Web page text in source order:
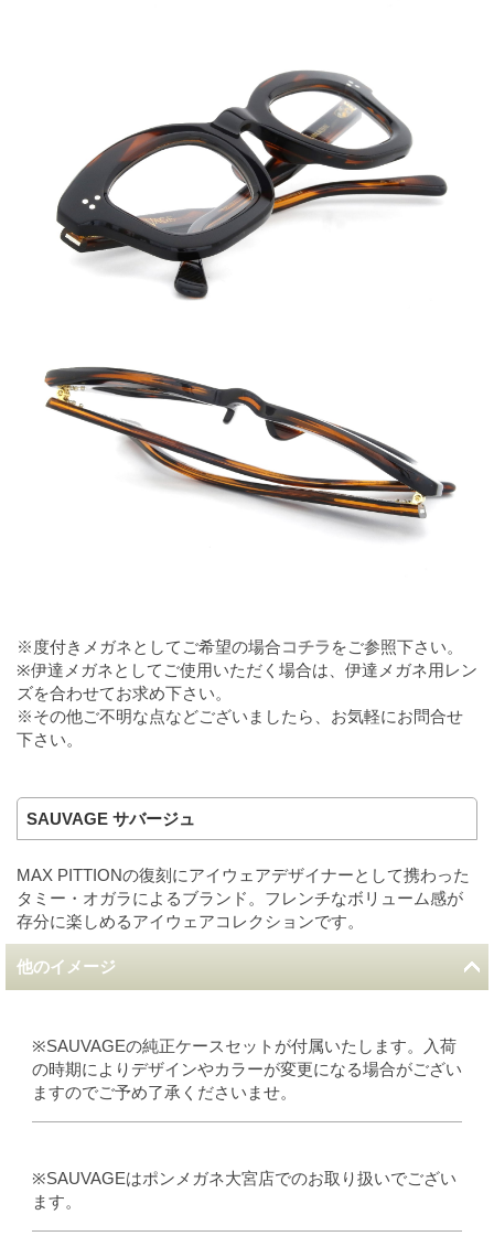
※度付きメガネとしてご希望の場合コチラ をご参照下さい。
※伊達メガネとしてご使用いただく場合は、伊達メガネ用レン
ズを合わせてお求め下さい。
※その他ご不明な点などございましたら、お気軽にお問合せ
下さい。
SAUVAGE サバージュ
MAX PITTIONの復刻にアイウェアデザイナーとして携わった
タミー・オガラによるブランド。フレンチなボリューム感が
存分に楽しめるアイウェアコレクションです。
他のイメージ
※SAUVAGEの純正ケースセットが付属いたします。入荷
の時期によりデザインやカラーが変更になる場合がござい
ますのでご予め了承くださいませ。
※SAUVAGEはポンメガネ大宮店でのお取り扱いでござい
ます。